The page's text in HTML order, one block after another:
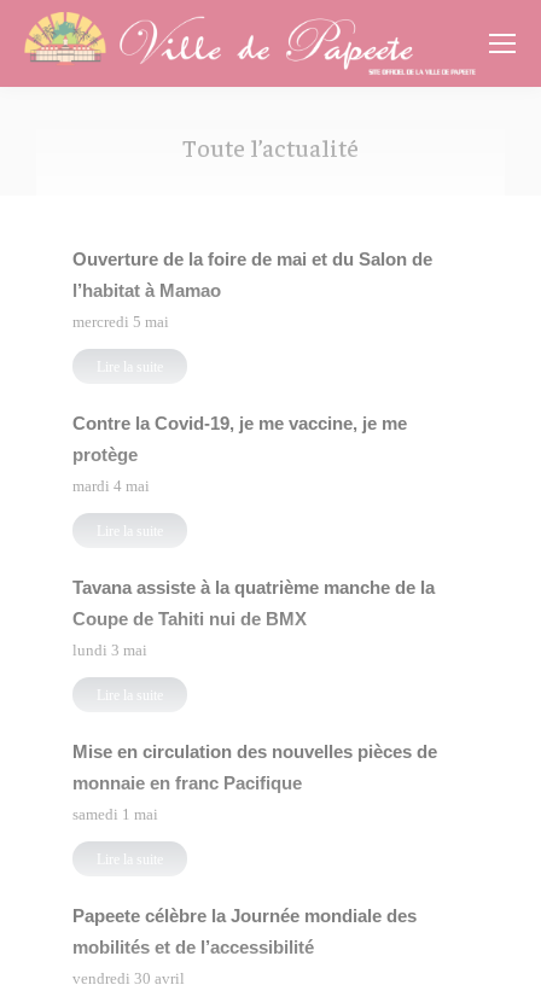
Toute l’actualité
Ouverture de la foire de mai et du Salon de
l’habitat à Mamao
mercredi 5 mai
Lire la suite
Contre la Covid-19, je me vaccine, je me
protège
mardi 4 mai
Lire la suite
Tavana assiste à la quatrième manche de la
Coupe de Tahiti nui de BMX
lundi 3 mai
Lire la suite
Mise en circulation des nouvelles pièces de
monnaie en franc Pacifique
samedi 1 mai
Lire la suite
Papeete célèbre la Journée mondiale des
mobilités et de l’accessibilité
vendredi 30 avril
Cookies management panel